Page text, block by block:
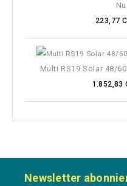
223,77
Multi RS19 Solar 48/
1.852,83
Newsletter